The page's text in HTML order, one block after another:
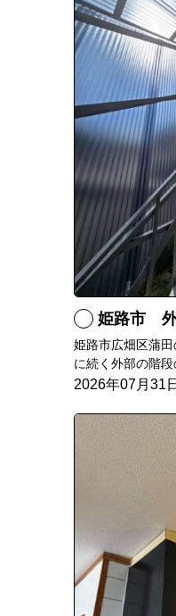
姫路市 外部
姫路市広畑区蒲
に続く外部の階段
2026年07月31日